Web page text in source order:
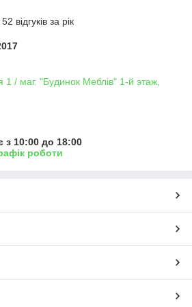
відгуків за рік
1 / маг. "Будинок Меблiв" 1-й этаж,
з 10:00 до 18:00
роботи